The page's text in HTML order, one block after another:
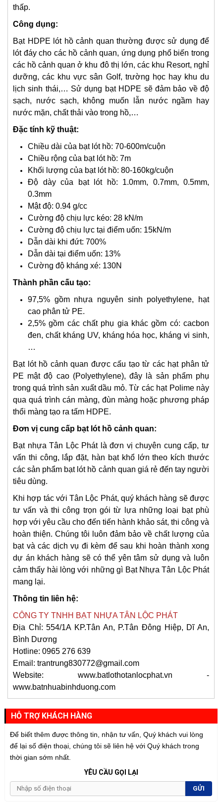
thấp.
Công dụng:
Bạt HDPE lót hồ cảnh quan thường được sử dụng để
lót đáy cho các hồ cảnh quan, ứng dụng phổ biến trong
các hồ cảnh quan ở khu đô thị lớn, các khu Resort, nghỉ
dưỡng, các khu vực sân Golf, trường học hay khu du
lịch sinh thái,… Sử dụng bạt HDPE sẽ đảm bảo về độ
sạch, nước sạch, không muốn lẫn nước ngầm hay
nước mặn, chất thải vào trong hồ,…
Đặc tính kỹ thuật:
Chiều dài của bạt lót hồ: 70-600m/cuộn
Chiều rộng của bạt lót hồ: 7m
Khối lượng của bạt lót hồ: 80-160kg/cuộn
Độ dày của bạt lót hồ: 1.0mm, 0.7mm, 0.5mm,
0.3mm
Mật độ: 0.94 g/cc
Cường độ chịu lực kéo: 28 kN/m
Cường độ chịu lực tại điểm uốn: 15kN/m
Dẫn dài khi đứt: 700%
Dẫn dài tại điểm uốn: 13%
Cường độ kháng xé: 130N
Thành phần cấu tạo:
97,5% gồm nhựa nguyên sinh polyethylene, hạt
cao phân tử PE.
2,5% gồm các chất phụ gia khác gồm có: cacbon
đen, chất kháng UV, kháng hóa học, kháng vi sinh,
…
Bạt lót hồ cảnh quan được cấu tạo từ các hạt phân tử
PE mật độ cao (Polyethylene), đây là sản phẩm phụ
trong quá trình sản xuất dầu mỏ. Từ các hạt Polime này
qua quá trình cán màng, đùn màng hoặc phương pháp
thổi màng tạo ra tấm HDPE.
Đơn vị cung cấp bạt lót hồ cảnh quan:
Bạt nhựa Tân Lộc Phát là đơn vị chuyên cung cấp, tư
vấn thi công, lắp đặt, hàn bạt khổ lớn theo kích thước
các sản phẩm bạt lót hồ cảnh quan giá rẻ đến tay người
tiêu dùng.
Khi hợp tác với Tân Lộc Phát, quý khách hàng sẽ được
tư vấn và thi công trọn gói từ lựa những loại bạt phù
hợp với yêu cầu cho đến tiến hành khảo sát, thi công và
hoàn thiện. Chúng tôi luôn đảm bảo về chất lượng của
bạt và các dịch vụ đi kèm để sau khi hoàn thành xong
dự án khách hàng sẽ có thể yên tâm sử dụng và luôn
cảm thấy hài lòng với những gì Bạt Nhựa Tân Lộc Phát
mang lại.
Thông tin liên hệ:
CÔNG TY TNHH BẠT NHỰA TÂN LỘC PHÁT
Địa Chỉ: 554/1A KP.Tân An, P.Tân Đông Hiệp, Dĩ An,
Bình Dương
Hotline: 0965 276 639
Email: trantrung830772@gmail.com
Website: www.batlothotanlocphat.vn -
www.batnhuabinhduong.com
HỖ TRỢ KHÁCH HÀNG
Để biết thêm được thông tin, nhận tư vấn, Quý khách vui lòng
để lại số điện thoại, chúng tôi sẽ liên hệ với Quý khách trong
thời gian sớm nhất.
YÊU CẦU GỌI LẠI
GỬI